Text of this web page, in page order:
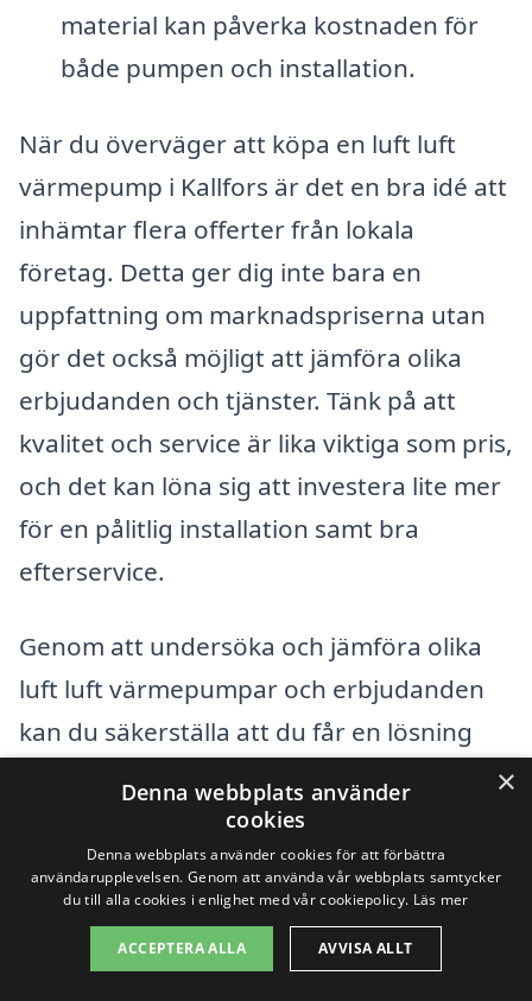
material kan påverka kostnaden för
både pumpen och installation.
När du överväger att köpa en luft luft
värmepump i Kallfors är det en bra idé att
inhämtar flera offerter från lokala
företag. Detta ger dig inte bara en
uppfattning om marknadspriserna utan
gör det också möjligt att jämföra olika
erbjudanden och tjänster. Tänk på att
kvalitet och service är lika viktiga som pris,
och det kan löna sig att investera lite mer
för en pålitlig installation samt bra
efterservice.
Genom att undersöka och jämföra olika
luft luft värmepumpar och erbjudanden
kan du säkerställa att du får en lösning
behov. Besök gärna xn--luft-luft-
vrmepump-pris-57b.se för att få mer
information och hitta rätt företag för din
luft luft värmepump i Kallfors.
×
Denna webbplats använder
cookies
Denna webbplats använder cookies för att förbättra
användarupplevelsen. Genom att använda vår webbplats samtycker
du till alla cookies i enlighet med vår cookiepolicy. Läs mer
ACCEPTERA ALLA AVVISA ALLT